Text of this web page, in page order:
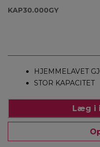
KAP30.000GY
HJEMMELAVET
STOR KAPACITET
Læg i